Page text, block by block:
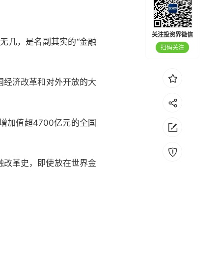
几，是名副其实的“金融
经济改革和对外开放的大
加值超4700亿元的全国
改革史，即使放在世界金
关注投资界微信
扫码关注